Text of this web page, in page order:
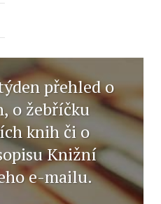
přehled o
o žebříčku
knih či o
Knižní
e-mailu.